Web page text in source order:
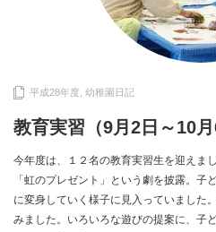
平成28年度 幼稚園日記
教育実習（9月2日～10月
今年度は、１２名の教育実習生を迎えま
「虹のプレゼント」という劇を披露。子
に変身していく様子に見入っていました
みました。いろいろな遊びの提案に、子